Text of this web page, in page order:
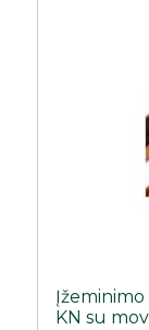
Įžeminimo
KN su